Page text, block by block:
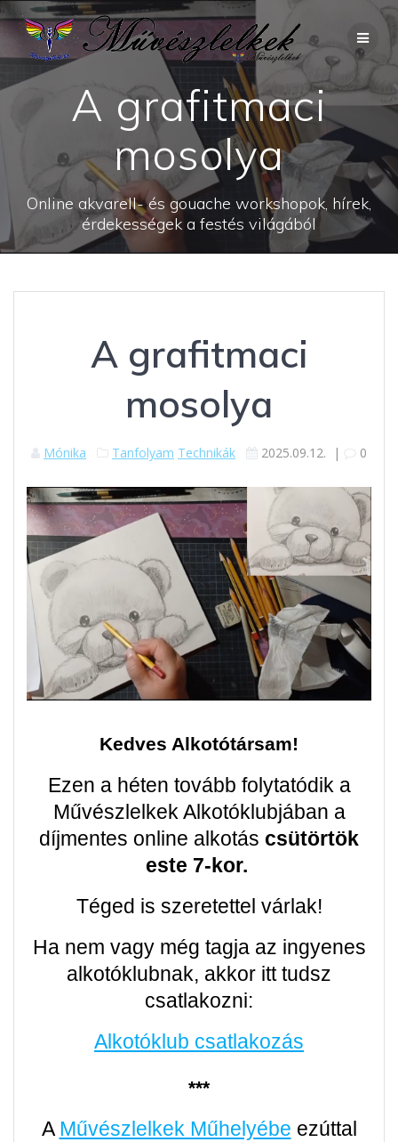
content
A grafitmaci
mosolya
Online akvarell- és gouache workshopok, hírek,
érdekességek a festés világából
A grafitmaci
mosolya
Mónika Tanfolyam Technikák 2025.09.12. | 0
Kedves Alkotótársam!
Ezen a héten tovább folytatódik a
Művészlelkek Alkotóklubjában a
díjmentes online alkotás csütörtök
este 7-kor.
Téged is szeretettel várlak!
Ha nem vagy még tagja az ingyenes
alkotóklubnak, akkor itt tudsz
csatlakozni:
Alkotóklub csatlakozás
***
AMűvészlelkek Műhelyébe ezúttal